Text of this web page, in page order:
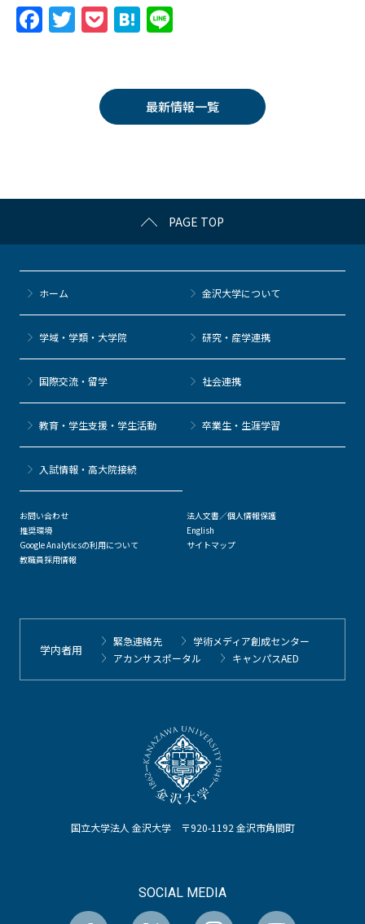
F
k
T
er
P
k
et
H
n
a
最新情報一覧
PAGE TOP
国立大学法人 金沢大学 〒920-1192 金沢市角間町
SOCIAL MEDIA
ホーム 金沢大学について
学域・学類・大学院 研究・産学連携
国際交流・留学 社会連携
教育・学生支援・学生活動 卒業生・生涯学習
⼊試情報・高大院接続
お問い合わせ
推奨環境
Google Analyticsの利用について
教職員採用情報
法人文書／個人情報保護
English
サイトマップ
学内者用
緊急連絡先
学術メディア創成センター
アカンサスポータル
キャンパスAED